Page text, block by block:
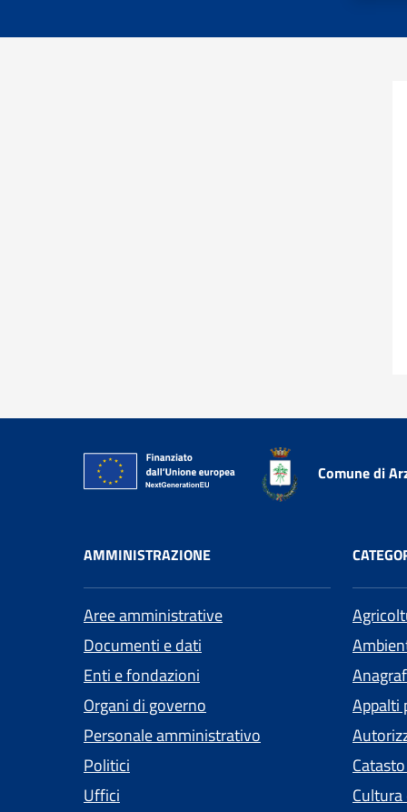
Comune di
AMMINISTRAZIONE
Aree amministrative
Documenti e dati
Enti e fondazioni
Organi di governo
Personale amministrativo
Politici
Uffici
Appalti